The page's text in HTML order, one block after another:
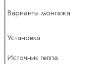
Варианты монтажа
Установка
Источник тепла